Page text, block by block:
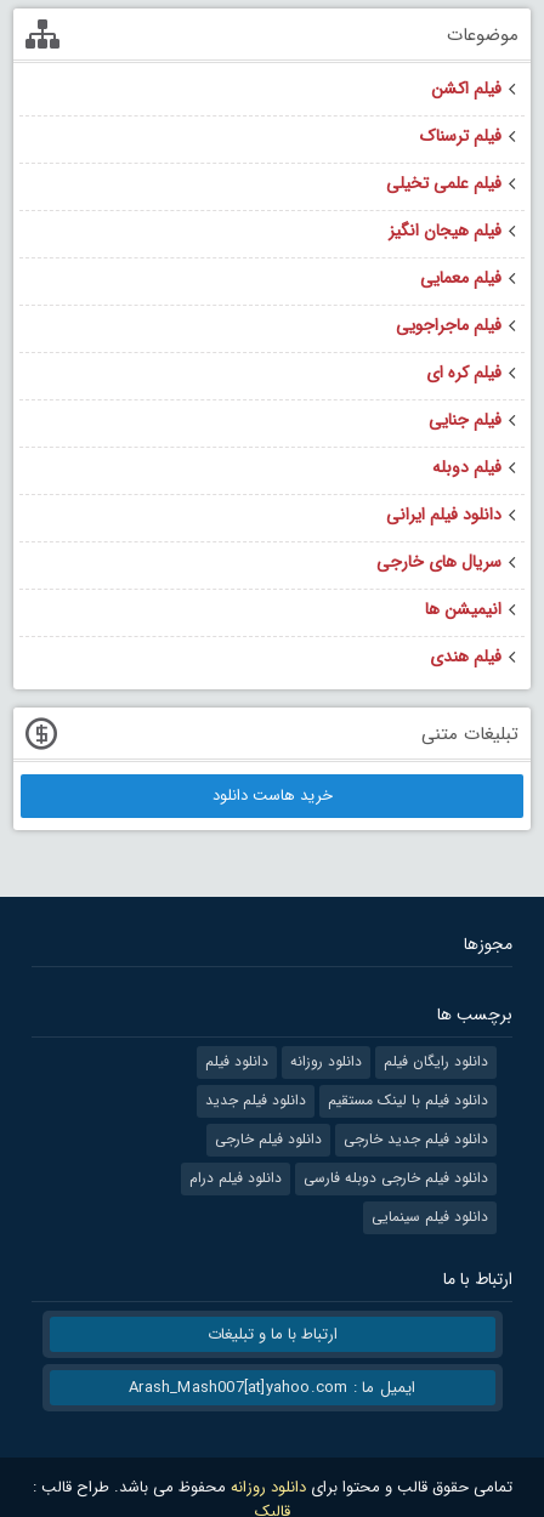
موضوعات
فیلم اکشن
فیلم ترسناک
فیلم علمی تخیلی
فیلم هیجان انگیز
فیلم معمایی
فیلم ماجراجویی
فیلم کره ای
فیلم جنایی
فیلم دوبله
دانلود فیلم ایرانی
سریال های خارجی
انیمیشن ها
فیلم هندی
تبلیغات متنی
خرید هاست دانلود
مجوزها
برچسب ها
دانلود رایگان فیلم دانلود روزانه
دانلود فیلم
دانلود فیلم با لینک مستقیم
دانلود فیلم جدید
دانلود فیلم جدید خارجی
دانلود فیلم خارجی
دانلود فیلم خارجی دوبله فارسی
دانلود فیلم درام
دانلود فیلم سینمایی
ارتباط با ما
ارتباط با ما و تبلیغات
ایمیل ما : Arash_Mash007[at]yahoo.com
تمامی حقوق قالب و محتوا برایدانلود روزانه محفوظ می باشد. طراح قالب :
قالبک